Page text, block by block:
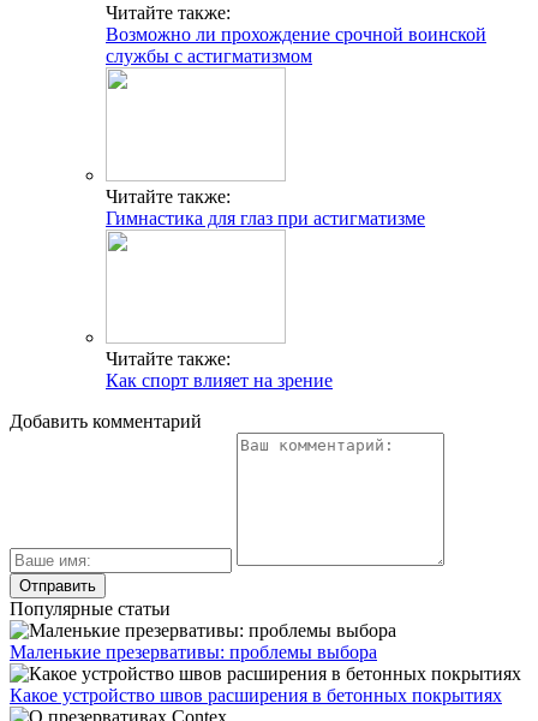
Читайте также:
Возможно ли прохождение срочной воинской
службы с астигматизмом
Читайте также:
Гимнастика для глаз при астигматизме
Читайте также:
Как спорт влияет на зрение
Добавить комментарий
Популярные статьи
Маленькие презервативы: проблемы выбора
Какое устройство швов расширения в бетонных покрытиях